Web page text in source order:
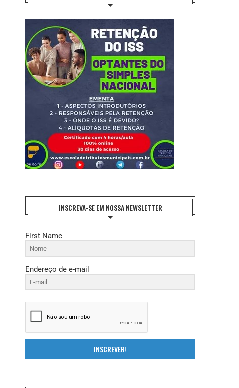
INSCREVA-SE EM NOSSA NEWSLETTER
First Name
Endereço de e-mail
INSCREVER!